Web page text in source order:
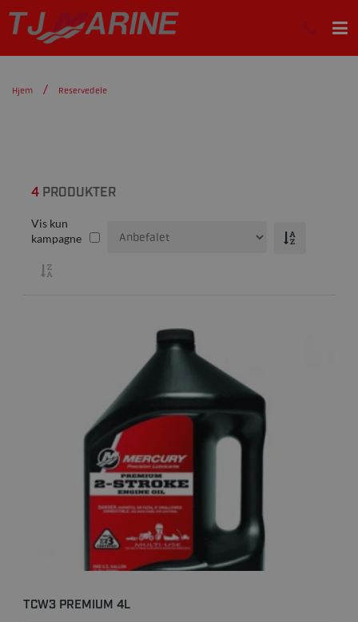
Hjem Reservedele
4PRODUKTER
Vis kun
kampagne
TCW3 PREMIUM 4L